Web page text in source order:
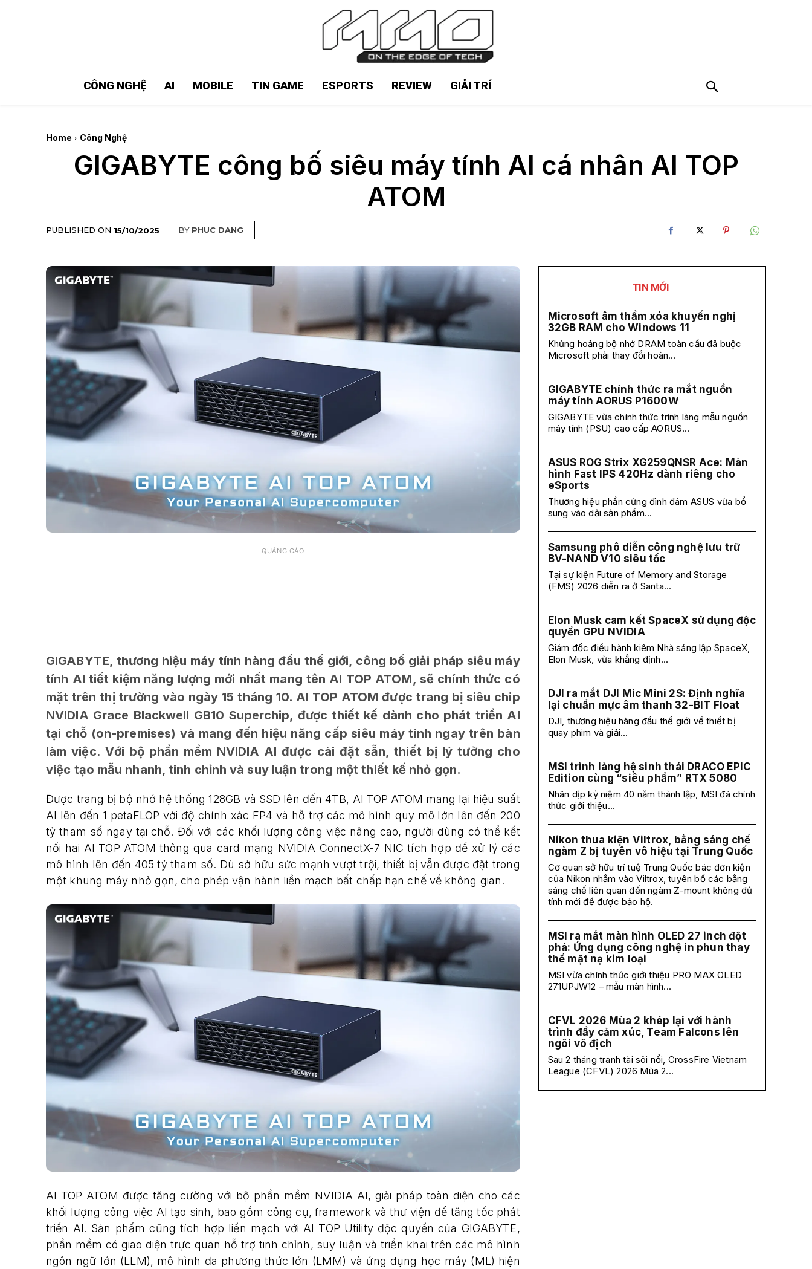
CÔNG NGHỆ AI MOBILE TIN GAME ESPORTS REVIEW GIẢI TRÍ
Home Công Nghệ
GIGABYTE công bố siêu máy tính AI cá nhân AI TOP
ATOM
PUBLISHED ON 15/10/2025 BY PHUC DANG
QUẢNG CÁO
GIGABYTE, thương hiệu máy tính hàng đầu thế giới, công bố giải pháp siêu máy
tính AI tiết kiệm năng lượng mới nhất mang tên AI TOP ATOM, sẽ chính thức có
mặt trên thị trường vào ngày 15 tháng 10. AI TOP ATOM được trang bị siêu chip
NVIDIA Grace Blackwell GB10 Superchip, được thiết kế dành cho phát triển AI
tại chỗ (on-premises) và mang đến hiệu năng cấp siêu máy tính ngay trên bàn
làm việc. Với bộ phần mềm NVIDIA AI được cài đặt sẵn, thiết bị lý tưởng cho
việc tạo mẫu nhanh, tinh chỉnh và suy luận trong một thiết kế nhỏ gọn.
Được trang bị bộ nhớ hệ thống 128GB và SSD lên đến 4TB, AI TOP ATOM mang lại hiệu suất
AI lên đến 1 petaFLOP với độ chính xác FP4 và hỗ trợ các mô hình quy mô lớn lên đến 200
tỷ tham số ngay tại chỗ. Đối với các khối lượng công việc nâng cao, người dùng có thể kết
nối hai AI TOP ATOM thông qua card mạng NVIDIA ConnectX-7 NIC tích hợp để xử lý các
mô hình lên đến 405 tỷ tham số. Dù sở hữu sức mạnh vượt trội, thiết bị vẫn được đặt trong
một khung máy nhỏ gọn, cho phép vận hành liền mạch bất chấp hạn chế về không gian.
AI TOP ATOM được tăng cường với bộ phần mềm NVIDIA AI, giải pháp toàn diện cho các
khối lượng công việc AI tạo sinh, bao gồm công cụ, framework và thư viện để tăng tốc phát
triển AI. Sản phẩm cũng tích hợp liền mạch với AI TOP Utility độc quyền của GIGABYTE,
phần mềm có giao diện trực quan hỗ trợ tinh chỉnh, suy luận và triển khai trên các mô hình
ngôn ngữ lớn (LLM), mô hình đa phương thức lớn (LMM) và ứng dụng học máy (ML) hiện
TIN MỚI
Microsoft âm thầm xóa khuyến nghị
32GB RAM cho Windows 11
Khủng hoảng bộ nhớ DRAM toàn cầu đã buộc
Microsoft phải thay đổi hoàn...
GIGABYTE chính thức ra mắt nguồn
máy tính AORUS P1600W
GIGABYTE vừa chính thức trình làng mẫu nguồn
máy tính (PSU) cao cấp AORUS...
ASUS ROG Strix XG259QNSR Ace: Màn
hình Fast IPS 420Hz dành riêng cho
eSports
Thương hiệu phần cứng đình đám ASUS vừa bổ
sung vào dải sản phẩm...
Samsung phô diễn công nghệ lưu trữ
BV-NAND V10 siêu tốc
Tại sự kiện Future of Memory and Storage
(FMS) 2026 diễn ra ở Santa...
Elon Musk cam kết SpaceX sử dụng độc
quyền GPU NVIDIA
Giám đốc điều hành kiêm Nhà sáng lập SpaceX,
Elon Musk, vừa khẳng định...
DJI ra mắt DJI Mic Mini 2S: Định nghĩa
lại chuẩn mực âm thanh 32-BIT Float
DJI, thương hiệu hàng đầu thế giới về thiết bị
quay phim và giải...
MSI trình làng hệ sinh thái DRACO EPIC
Edition cùng “siêu phẩm” RTX 5080
Nhân dịp kỷ niệm 40 năm thành lập, MSI đã chính
thức giới thiệu...
Nikon thua kiện Viltrox, bằng sáng chế
ngàm Z bị tuyên vô hiệu tại Trung Quốc
Cơ quan sở hữu trí tuệ Trung Quốc bác đơn kiện
của Nikon nhắm vào Viltrox, tuyên bố các bằng
sáng chế liên quan đến ngàm Z-mount không đủ
tính mới để được bảo hộ.
MSI ra mắt màn hình OLED 27 inch đột
phá: Ứng dụng công nghệ in phun thay
thế mặt nạ kim loại
MSI vừa chính thức giới thiệu PRO MAX OLED
271UPJW12 – mẫu màn hình...
CFVL 2026 Mùa 2 khép lại với hành
trình đầy cảm xúc, Team Falcons lên
ngôi vô địch
Sau 2 tháng tranh tài sôi nổi, CrossFire Vietnam
League (CFVL) 2026 Mùa 2...